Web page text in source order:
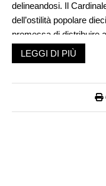
delineandosi. Il
dell’ostilità popolare
promessa di distribuire
intendeva difendere
stavano marciando
stipendio. Dei
LEGGI DI PIÙ